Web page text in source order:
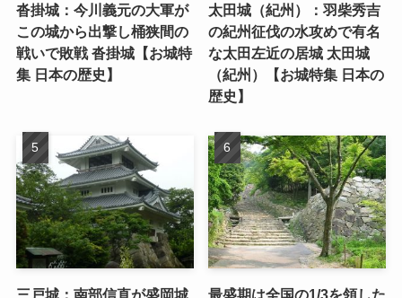
沓掛城：今川義元の大軍が
この城から出撃し桶狭間の
戦いで敗戦 沓掛城【お城特
集 日本の歴史】
太田城（紀州）：羽柴秀吉
の紀州征伐の水攻めで有名
な太田左近の居城 太田城
（紀州）【お城特集 日本の
歴史】
三戸城：南部信直が盛岡城 最盛期は全国の1/3を領した